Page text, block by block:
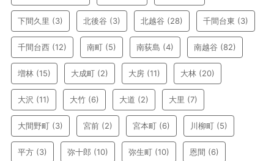
下間久里 (3) 北後谷 (3) 北越谷 (28) 千間台東 (3)
千間台西 (12) 南町 (5) 南荻島 (4) 南越谷 (82)
増林 (15) 大成町 (2) 大房 (11) 大林 (20)
大沢 (11) 大竹 (6) 大道 (2) 大里 (7)
大間野町 (3) 宮前 (2) 宮本町 (6) 川柳町 (5)
平方 (3) 弥十郎 (10) 弥生町 (10) 恩間 (6)